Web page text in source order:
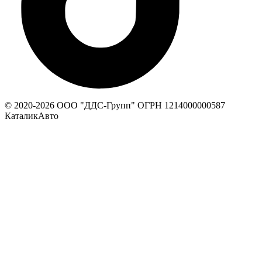
© 2020-2026 ООО "ДДС-Групп" ОГРН 1214000000587
КаталикАвто